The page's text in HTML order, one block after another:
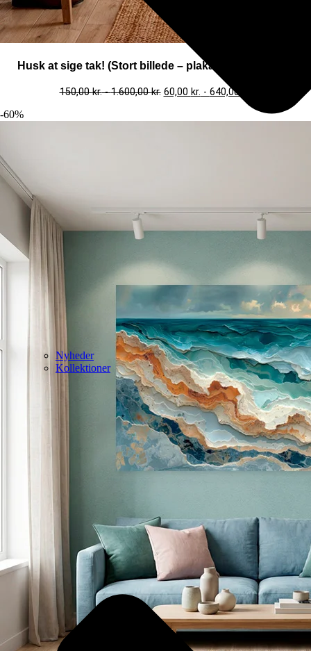
Nyheder
Kollektioner
Husk at sige tak! (Stort billede – plakat / lærredsprint)
150,00kr.-1.600,00kr. 60,00 kr. - 640,00
-60%